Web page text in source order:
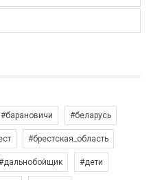
#барановичи #беларусь
#брестская_область
#дети